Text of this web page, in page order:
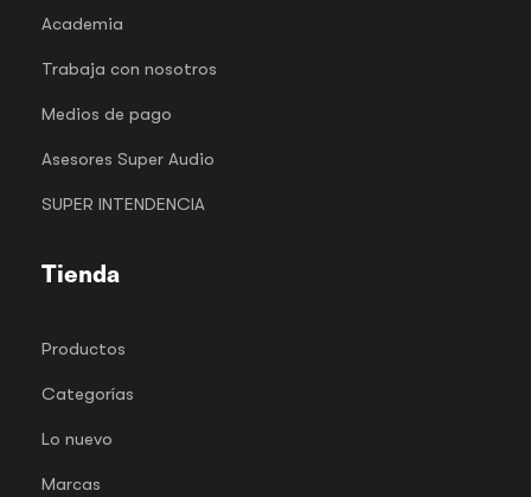
Academia
Trabaja con nosotros
Medios de pago
Asesores Super Audio
SUPER INTENDENCIA
Tienda
Productos
Categorías
Lo nuevo
Marcas